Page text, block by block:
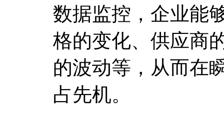
数据监控，企业能
格的变化、供应商
的波动等，从而在
占先机。